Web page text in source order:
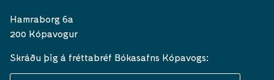
Hamraborg 6a
200 Kópavogur
Skráðu þig á fréttabréf Bókasafns Kópavogs: